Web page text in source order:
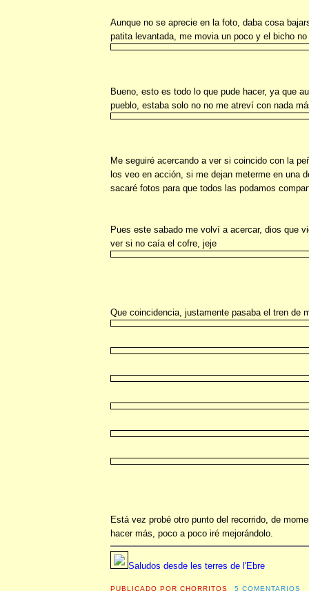
Aunque no se aprecie en la foto, daba cosa
patita levantada, me movia un poco y el bicho
Bueno, esto es todo lo que pude hacer, ya que
pueblo, estaba solo no no me atreví con nada
Me seguiré acercando a ver si coincido con la
los veo en acción, si me dejan meterme en una
sacaré fotos para que todos las podamos
Pues este sabado me volví a acercar, dios que
ver si no caía el cofre, jeje
Que coincidencia, justamente pasaba el tren de
Está vez probé otro punto del recorrido, de
hacer más, poco a poco iré mejorándolo.
Saludos desde les terres de l'Ebre
PUBLICADO POR CHORRITOS 5 COMENTARIOS